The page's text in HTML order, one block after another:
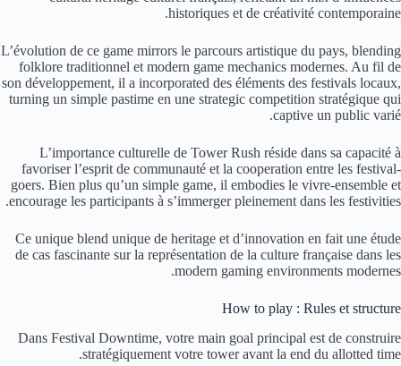
historiques et de créativité contemporaine.
L’évolution de ce game mirrors le parcours artistique du pays, blending
folklore traditionnel et modern game mechanics modernes. Au fil de
son développement, il a incorporated des éléments des festivals locaux,
turning un simple pastime en une strategic competition stratégique qui
captive un public varié.
L’importance culturelle de Tower Rush réside dans sa capacité à
favoriser l’esprit de communauté et la cooperation entre les festival-
goers. Bien plus qu’un simple game, il embodies le vivre-ensemble et
encourage les participants à s’immerger pleinement dans les festivities.
Ce unique blend unique de heritage et d’innovation en fait une étude
de cas fascinante sur la représentation de la culture française dans les
modern gaming environments modernes.
How to play : Rules et structure
Dans Festival Downtime, votre main goal principal est de construire
stratégiquement votre tower avant la end du allotted time.